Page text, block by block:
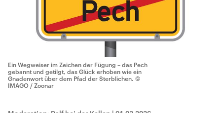
Ein Wegweiser im Zeichen der Fügung – das Pech
gebannt und getilgt, das Glück erhoben wie ein
Gnadenwort über dem Pfad der Sterblichen. ©
IMAGO / Zoonar